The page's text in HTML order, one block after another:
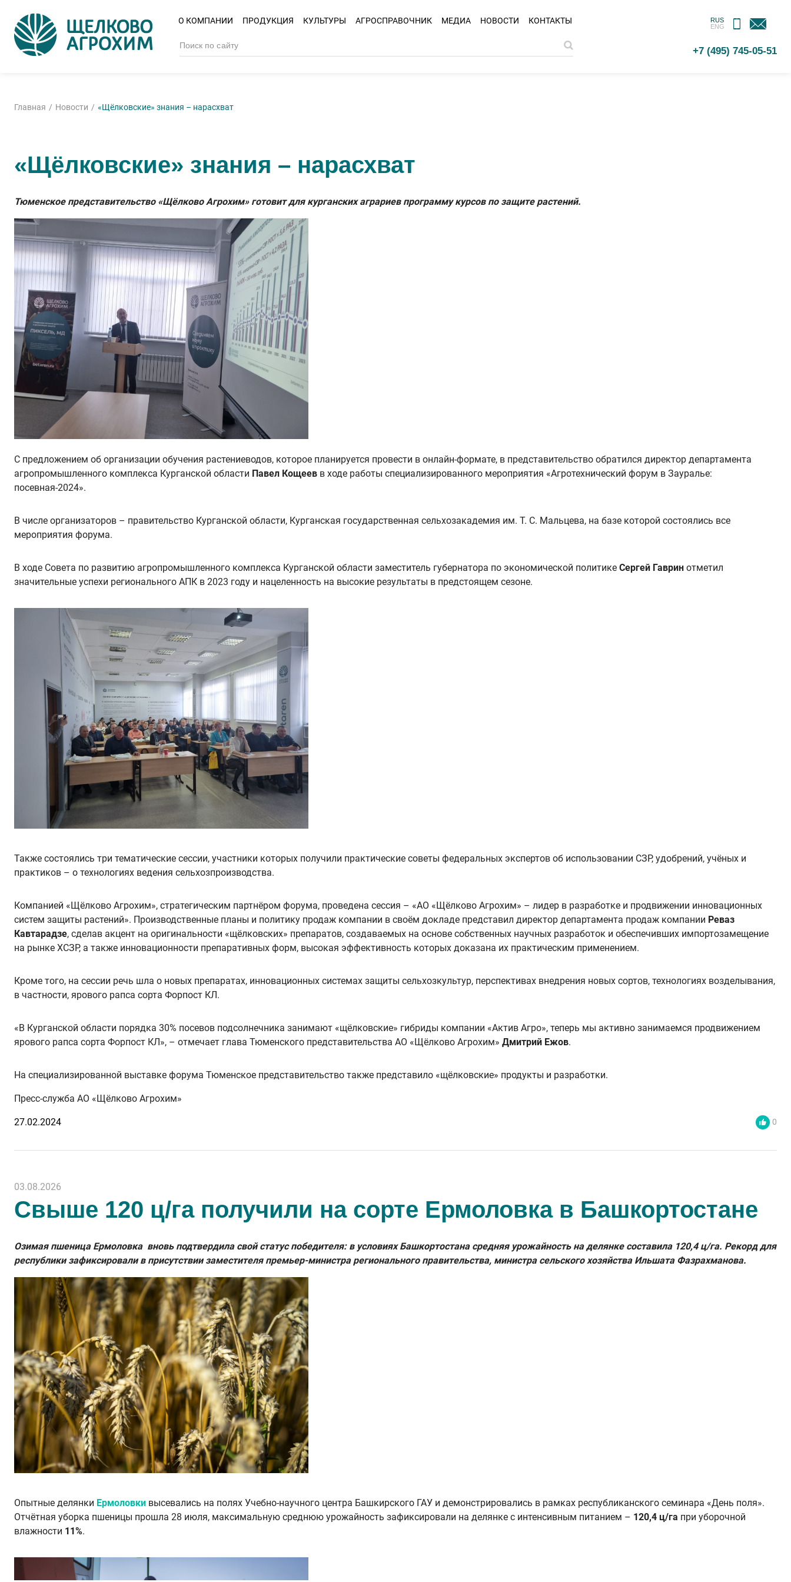
О КОМПАНИИ ПРОДУКЦИЯ КУЛЬТУРЫ АГРОСПРАВОЧНИК МЕДИА НОВОСТИ КОНТАКТЫ
RUS
ENG
МОБИЛЬНОЕ
ПРИЛОЖЕНИЕ
ОБРАТНАЯ
СВЯЗЬ
+7 (495) 745-05-51
Главная Новости «Щёлковские» знания – нарасхват
«Щёлковские» знания – нарасхват
Тюменское представительство «Щёлково Агрохим» готовит для курганских аграриев программу курсов по защите растений.
С предложением об организации обучения растениеводов, которое планируется провести в онлайн-формате, в представительство обратился директор департамента
агропромышленного комплекса Курганской области Павел Кощеев в ходе работы специализированного мероприятия «Агротехнический форум в Зауралье:
посевная-2024».
В числе организаторов – правительство Курганской области, Курганская государственная сельхозакадемия им. Т. С. Мальцева, на базе которой состоялись все
мероприятия форума.
В ходе Совета по развитию агропромышленного комплекса Курганской области заместитель губернатора по экономической политике Сергей Гаврин отметил
значительные успехи регионального АПК в 2023 году и нацеленность на высокие результаты в предстоящем сезоне.
Также состоялись три тематические сессии, участники которых получили практические советы федеральных экспертов об использовании СЗР, удобрений, учёных и
практиков – о технологиях ведения сельхозпроизводства.
Компанией «Щёлково Агрохим», стратегическим партнёром форума, проведена сессия – «АО «Щёлково Агрохим» – лидер в разработке и продвижении инновационных
систем защиты растений». Производственные планы и политику продаж компании в своём докладе представил директор департамента продаж компании Реваз
Кавтарадзе, сделав акцент на оригинальности «щёлковских» препаратов, создаваемых на основе собственных научных разработок и обеспечивших импортозамещение
на рынке ХСЗР, а также инновационности препаративных форм, высокая эффективность которых доказана их практическим применением.
Кроме того, на сессии речь шла о новых препаратах, инновационных системах защиты сельхозкультур, перспективах внедрения новых сортов, технологиях возделывания,
в частности, ярового рапса сорта Форпост КЛ.
«В Курганской области порядка 30% посевов подсолнечника занимают «щёлковские» гибриды компании «Актив Агро», теперь мы активно занимаемся продвижением
ярового рапса сорта Форпост КЛ», – отмечает глава Тюменского представительства АО «Щёлково Агрохим» Дмитрий Ежов.
На специализированной выставке форума Тюменское представительство также представило «щёлковские» продукты и разработки.
Пресс-служба АО «Щёлково Агрохим»
27.02.2024 0
03.08.2026
Свыше 120 ц/га получили на сорте Ермоловка в Башкортостане
Озимая пшеница Ермоловка вновь подтвердила свой статус победителя: в условиях Башкортостана средняя урожайность на делянке составила 120,4 ц/га. Рекорд для
республики зафиксировали в присутствии заместителя премьер-министра регионального правительства, министра сельского хозяйства Ильшата Фазрахманова.
Опытные делянки Ермоловки высевались на полях Учебно-научного центра Башкирского ГАУ и демонстрировались в рамках республиканского семинара «День поля».
Отчётная уборка пшеницы прошла 28 июля, максимальную среднюю урожайность зафиксировали на делянке с интенсивным питанием – 120,4 ц/га при уборочной
влажности 11%.